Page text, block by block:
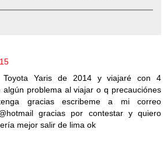
Toyota Yaris de 2014 y viajaré con 4
algún problema al viajar o q precauciónes
gracias escribeme a mi correo
gracias por contestar y quiero
mejor salir de lima ok